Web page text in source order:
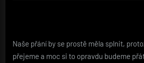
Naše přání by se prostě měla splnit,
přejeme a moc si to opravdu budeme